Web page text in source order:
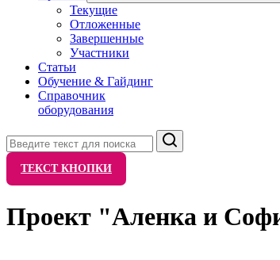
Текущие
Отложенные
Завершенные
Участники
Статьи
Обучение & Гайдинг
Справочник
оборудования
Поиск
ТЕКСТ КНОПКИ
Проект "Аленка и